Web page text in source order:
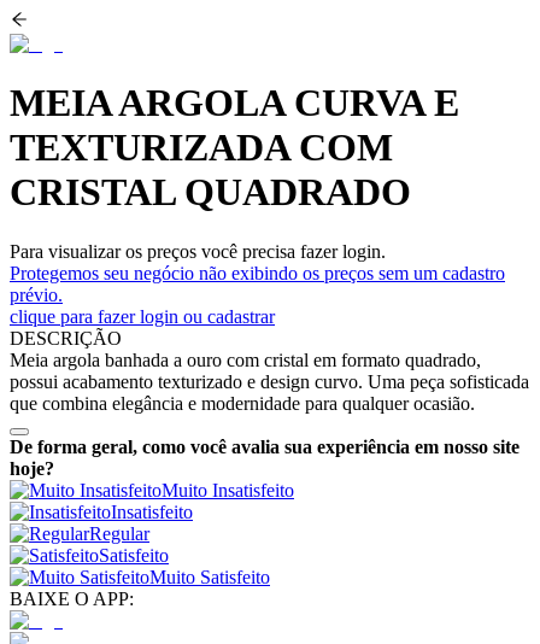
MEIA ARGOLA CURVA E
TEXTURIZADA COM
CRISTAL QUADRADO
Para visualizar os preços você precisa fazer login.
Protegemos seu negócio não exibindo os preços sem um cadastro
prévio.
clique para fazer login ou cadastrar
DESCRIÇÃO
Meia argola banhada a ouro com cristal em formato quadrado,
possui acabamento texturizado e design curvo. Uma peça sofisticada
que combina elegância e modernidade para qualquer ocasião.
De forma geral, como você avalia sua experiência em nosso site
hoje?
Muito Insatisfeito
Insatisfeito
Regular
Satisfeito
Muito Satisfeito
BAIXE O APP: